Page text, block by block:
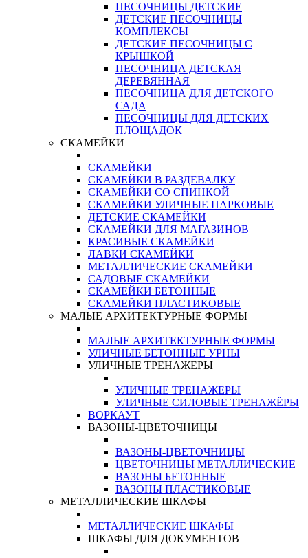
ПЕСОЧНИЦЫ ДЕТСКИЕ
ДЕТСКИЕ ПЕСОЧНИЦЫ
КОМПЛЕКСЫ
ДЕТСКИЕ ПЕСОЧНИЦЫ С
КРЫШКОЙ
ПЕСОЧНИЦА ДЕТСКАЯ
ДЕРЕВЯННАЯ
ПЕСОЧНИЦА ДЛЯ ДЕТСКОГО
САДА
ПЕСОЧНИЦЫ ДЛЯ ДЕТСКИХ
ПЛОЩАДОК
СКАМЕЙКИ
СКАМЕЙКИ
СКАМЕЙКИ В РАЗДЕВАЛКУ
СКАМЕЙКИ СО СПИНКОЙ
СКАМЕЙКИ УЛИЧНЫЕ ПАРКОВЫЕ
ДЕТСКИЕ СКАМЕЙКИ
СКАМЕЙКИ ДЛЯ МАГАЗИНОВ
КРАСИВЫЕ СКАМЕЙКИ
ЛАВКИ СКАМЕЙКИ
МЕТАЛЛИЧЕСКИЕ СКАМЕЙКИ
САДОВЫЕ СКАМЕЙКИ
СКАМЕЙКИ БЕТОННЫЕ
СКАМЕЙКИ ПЛАСТИКОВЫЕ
МАЛЫЕ АРХИТЕКТУРНЫЕ ФОРМЫ
МАЛЫЕ АРХИТЕКТУРНЫЕ ФОРМЫ
УЛИЧНЫЕ БЕТОННЫЕ УРНЫ
УЛИЧНЫЕ ТРЕНАЖЕРЫ
УЛИЧНЫЕ ТРЕНАЖЕРЫ
УЛИЧНЫЕ СИЛОВЫЕ ТРЕНАЖЁРЫ
ВОРКАУТ
ВАЗОНЫ-ЦВЕТОЧНИЦЫ
ВАЗОНЫ-ЦВЕТОЧНИЦЫ
ЦВЕТОЧНИЦЫ МЕТАЛЛИЧЕСКИЕ
ВАЗОНЫ БЕТОННЫЕ
ВАЗОНЫ ПЛАСТИКОВЫЕ
МЕТАЛЛИЧЕСКИЕ ШКАФЫ
МЕТАЛЛИЧЕСКИЕ ШКАФЫ
ШКАФЫ ДЛЯ ДОКУМЕНТОВ